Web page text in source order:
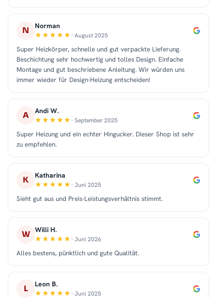
N Norman
· August 2025
Super Heizkörper, schnelle und gut verpackte Lieferung.
Beschichtung sehr hochwertig und tolles Design. Einfache
Montage und gut beschriebene Anleitung. Wir würden uns
immer wieder für Design-Heizung entscheiden!
A Andi W.
· September 2025
Super Heizung und ein echter Hingucker. Dieser Shop ist sehr
zu empfehlen.
K Katharina
· Juni 2025
Sieht gut aus und Preis-Leistungsverhältnis stimmt.
W Willi H.
· Juni 2026
Alles bestens, pünktlich und gute Qualität.
L Leon B.
· Juni 2025